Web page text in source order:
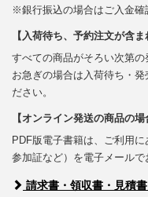
※銀行振込の場合はご入金確
【入荷待ち、予約注文が含ま
すべての商品がそろい次第の
お急ぎの場合は入荷待ち・
ださい。
【オンライン発送の商品の場
PDF版電子書籍は、ご利用
参加証など）を電子メールで
請求書・領収書・見積